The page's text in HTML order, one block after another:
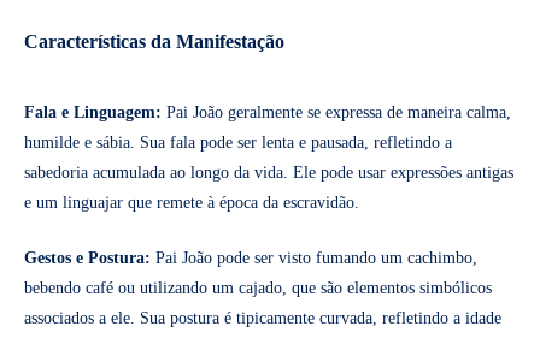
Características da Manifestação
Fala e Linguagem: Pai João geralmente se expressa de maneira calma,
humilde e sábia. Sua fala pode ser lenta e pausada, refletindo a
sabedoria acumulada ao longo da vida. Ele pode usar expressões antigas
e um linguajar que remete à época da escravidão.
Gestos e Postura: Pai João pode ser visto fumando um cachimbo,
bebendo café ou utilizando um cajado, que são elementos simbólicos
associados a ele. Sua postura é tipicamente curvada, refletindo a idade